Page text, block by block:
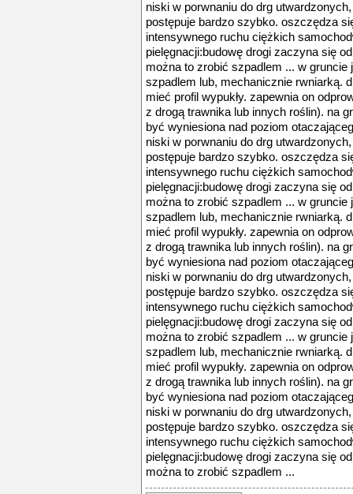
niski w porwnaniu do drg
postępuje bardzo szybko. oszczędza
intensywnego ruchu ciężkich
pielęgnacji:budowę drogi zaczyna się
można to zrobić szpadlem ... w gruncie
szpadlem lub, mechanicznie rwniarką.
mieć profil wypukły. zapewnia on
z drogą trawnika lub innych roślin). na
być wyniesiona nad poziom
niski w porwnaniu do drg
postępuje bardzo szybko. oszczędza
intensywnego ruchu ciężkich
pielęgnacji:budowę drogi zaczyna się
można to zrobić szpadlem ... w gruncie
szpadlem lub, mechanicznie rwniarką.
mieć profil wypukły. zapewnia on
z drogą trawnika lub innych roślin). na
być wyniesiona nad poziom
niski w porwnaniu do drg
postępuje bardzo szybko. oszczędza
intensywnego ruchu ciężkich
pielęgnacji:budowę drogi zaczyna się
można to zrobić szpadlem ... w gruncie
szpadlem lub, mechanicznie rwniarką.
mieć profil wypukły. zapewnia on
z drogą trawnika lub innych roślin). na
być wyniesiona nad poziom
niski w porwnaniu do drg
postępuje bardzo szybko. oszczędza
intensywnego ruchu ciężkich
pielęgnacji:budowę drogi zaczyna się
można to zrobić szpadlem ...